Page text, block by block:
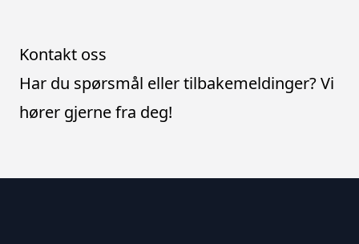
Kontakt oss
Har du spørsmål eller tilbakemeldinger? Vi
hører gjerne fra deg!